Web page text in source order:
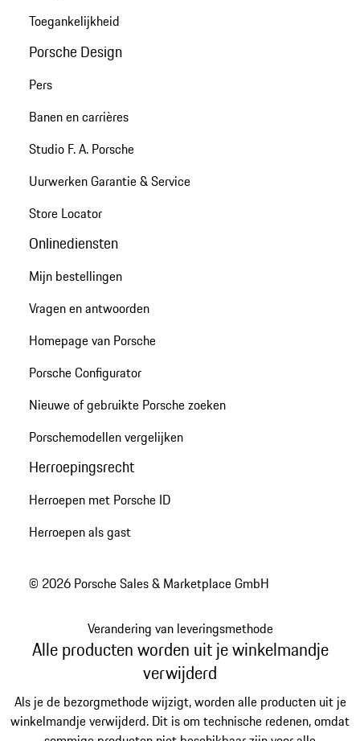
Toegankelijkheid
Porsche Design
Pers
Banen en carrières
Studio F. A. Porsche
Uurwerken Garantie & Service
Store Locator
Onlinediensten
Mijn bestellingen
Vragen en antwoorden
Homepage van Porsche
Porsche Configurator
Nieuwe of gebruikte Porsche zoeken
Porschemodellen vergelijken
Herroepingsrecht
Herroepen met Porsche ID
Herroepen als gast
© 2026 Porsche Sales & Marketplace GmbH
Verandering van leveringsmethode
Alle producten worden uit je winkelmandje
verwijderd
Als je de bezorgmethode wijzigt, worden alle producten uit je
winkelmandje verwijderd. Dit is om technische redenen, omdat